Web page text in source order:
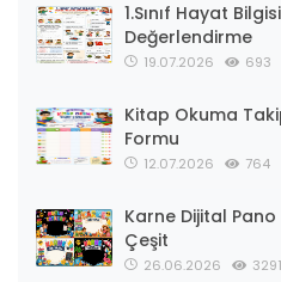
1.Sınıf Hayat
Değerlendirme
19.07.2026 693
Kitap Okuma
Formu
12.07.2026 764
Karne Dijital
Çeşit
26.06.2026 3291